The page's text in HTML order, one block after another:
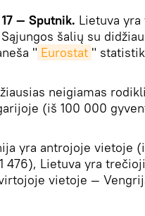
— Sputnik. Lietuva yra
šalių su
" Eurostat "
neigiamas
(iš 100 000
yra antrojoje vietoje
476), Lietuva yra
vietoje —